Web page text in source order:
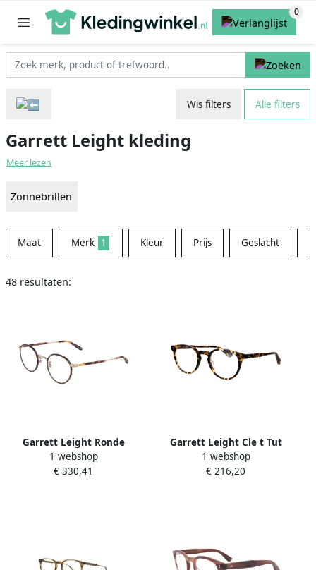
Wis filters Alle filters
Garrett Leight kleding
Meer lezen
Zonnebrillen
Maat Merk 1 Kleur Prijs Geslacht
48 resultaten:
Garrett Leight Ronde
Metalen Frame Bril Wilson
Brown Unisex
1 webshop
€ 330,41
Garrett Leight Cle t Tut
Optische Bril Brown Unisex
1 webshop
€ 216,20